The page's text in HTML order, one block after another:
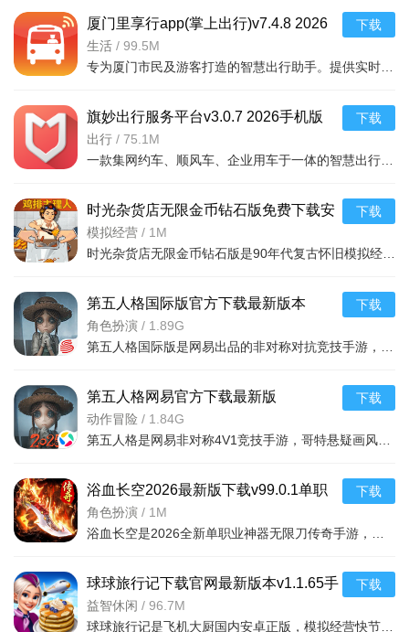
游戏内容
复古场景还原，年代氛围浓厚：以“幸福镇”为核心场景，细致
画风搭配充满时代感的配乐，瞬间唤醒玩家的童年与青春回忆。
多元经营载体，内容层次丰富：涵盖早餐摊、小卖部、游戏
业，经营品类全面覆盖当时的生活与商业场景，满足玩家的创业
探索需求。
故事，内容围绕代际沟通、童年遗憾、职业选择等真实议题展
开，搭配充满时光印记的旧物收集，传递温暖治愈的情感力量。
厦门里享行app(掌上出行)v7.4.8 2026
手机版
生活 / 99.5M
下载
旗妙出行服务平台v3.0.7 2026手机版
出行 / 75.1M
下载
时光杂货店无限金币钻石版免费下载安
装v3.6.0九游版
模拟经营 / 1M
下载
第五人格国际版官方下载最新版本
v2026.0703.2056新版
角色扮演 / 1.89G
下载
第五人格网易官方下载最新版
2026v2026.0703.2056最新版
动作冒险 / 1.84G
下载
浴血长空2026最新版下载v99.0.1单职
业神器传奇手游
角色扮演 / 1M
下载
球球旅行记下载官网最新版本v1.1.65手
机版
益智休闲 / 96.7M
下载